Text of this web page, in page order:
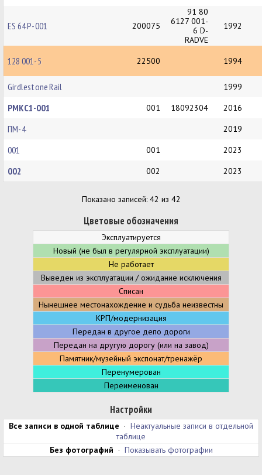
ES 64 P-001 200075
91 80
6127 001-
6 D-
RADVE
1992
128 001-5 22500 1994
Girdlestone Rail 1999
РМКС1-001 001 18092304 2016
ПМ-4 2019
001 001 2023
002 002 2023
Показано записей: 42 из 42
Цветовые обозначения
Эксплуатируется
Новый (не был в регулярной эксплуатации)
Не работает
Выведен из эксплуатации / ожидание исключения
Списан
Нынешнее местонахождение и судьба неизвестны
КРП/модернизация
Передан в другое депо дороги
Передан на другую дорогу (или на завод)
Памятник/музейный экспонат/тренажёр
Перенумерован
Переименован
Настройки
Все записи в одной таблице · Неактуальные записи в отдельной
таблице
Без фотографий · Показывать фотографии